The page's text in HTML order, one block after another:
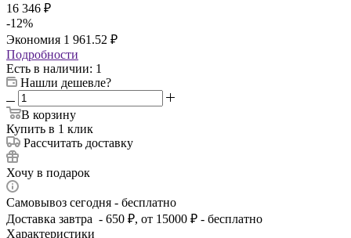
16 346 ₽
-12%
Экономия 1 961.52 ₽
Подробности
Есть в наличии: 1
Нашли дешевле?
В корзину
Купить в 1 клик
Рассчитать доставку
Хочу в подарок
Самовывоз сегодня - бесплатно
Доставка завтра - 650 ₽, от 15000 ₽ - бесплатно
Характеристики